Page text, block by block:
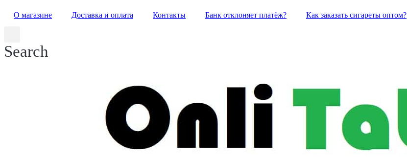
О магазине Доставка и оплата Контакты Банк отклоняет платёж? Как заказать сигареты оптом?
Search